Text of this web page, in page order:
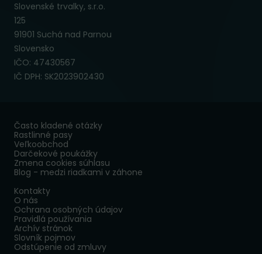
Slovenské trvalky, s.r.o.
125
91901 Suchá nad Parnou
Slovensko
IČO: 47430567
IČ DPH: SK2023902430
Často kladené otázky
Rastlinné pasy
Veľkoobchod
Darčekové poukážky
Zmena cookies súhlasu
Blog - medzi riadkami v záhone
Kontakty
O nás
Ochrana osobných údajov
Pravidlá používania
Archív stránok
Slovník pojmov
Odstúpenie od zmluvy